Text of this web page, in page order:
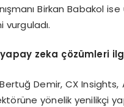
Birkan Babakol
apay zeka çözümleri
Demir, CX Insights,
yönelik yenilikçi